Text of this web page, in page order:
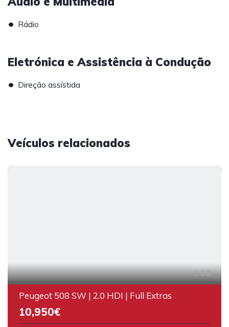
• Rádio
Eletrónica e Assistência à Condução
• Direção assístida
Veículos relacionados
28
Peugeot 508 SW | 2.0 HDI | Full Extras
10,950€